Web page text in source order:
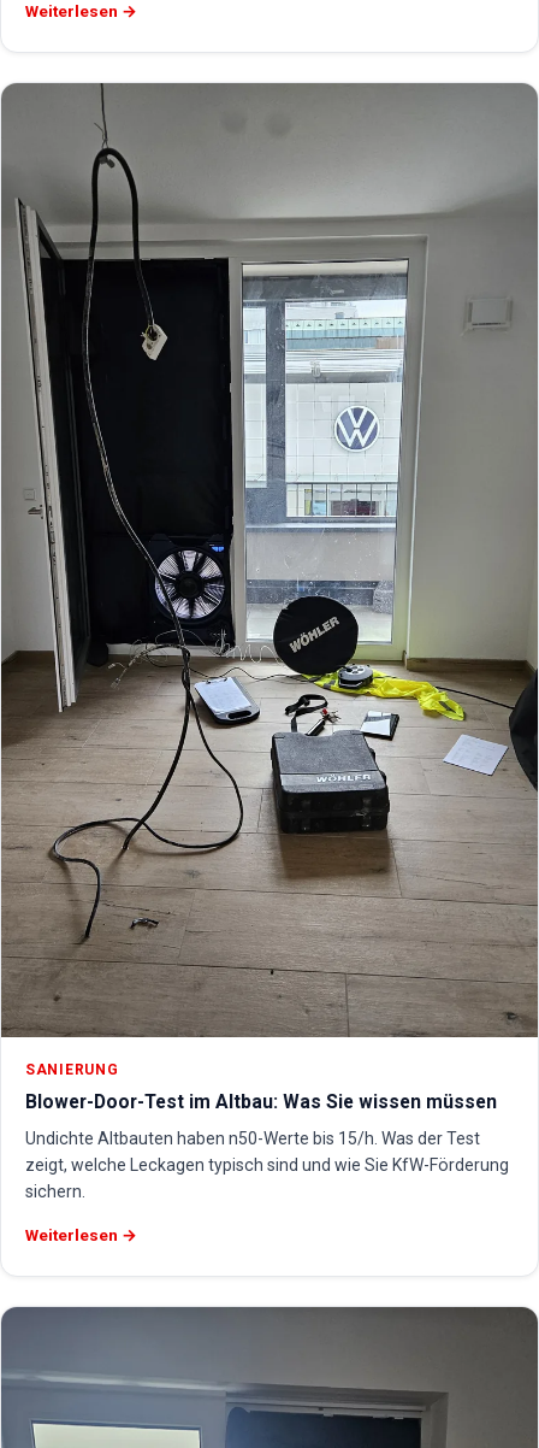
Weiterlesen →
SANIERUNG
Blower-Door-Test im Altbau: Was Sie wissen müssen
Undichte Altbauten haben n50-Werte bis 15/h. Was der Test
zeigt, welche Leckagen typisch sind und wie Sie KfW-Förderung
sichern.
Weiterlesen →